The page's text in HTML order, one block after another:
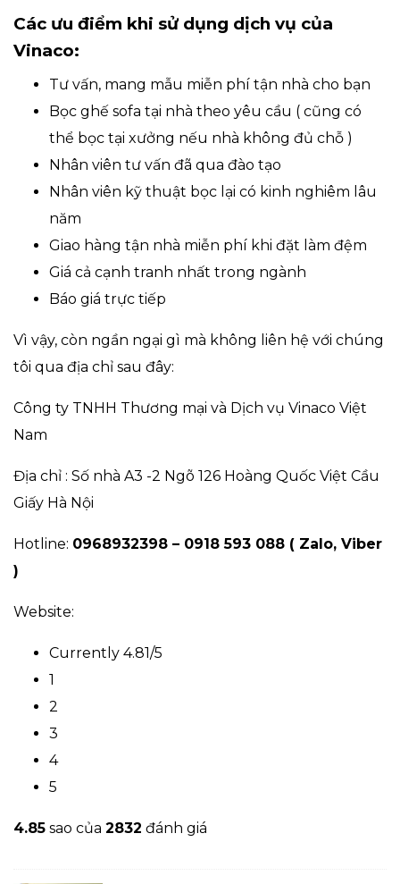
Các ưu điểm khi sử dụng dịch vụ của
Vinaco:
Tư vấn, mang mẫu miễn phí tận nhà cho bạn
Bọc ghế sofa tại nhà theo yêu cầu ( cũng có
thể bọc tại xưởng nếu nhà không đủ chỗ )
Nhân viên tư vấn đã qua đào tạo
Nhân viên kỹ thuật bọc lại có kinh nghiêm lâu
năm
Giao hàng tận nhà miễn phí khi đặt làm đệm
Giá cả cạnh tranh nhất trong ngành
Báo giá trực tiếp
Vì vậy, còn ngần ngại gì mà không liên hệ với chúng
tôi qua địa chỉ sau đây:
Công ty TNHH Thương mại và Dịch vụ Vinaco Việt
Nam
Địa chỉ : Số nhà A3 -2 Ngõ 126 Hoàng Quốc Việt Cầu
Giấy Hà Nội
Hotline: 0968932398 – 0918 593 088 ( Zalo, Viber
)
Website:
Currently 4.81/5
1
2
3
4
5
4.85 sao của 2832 đánh giá